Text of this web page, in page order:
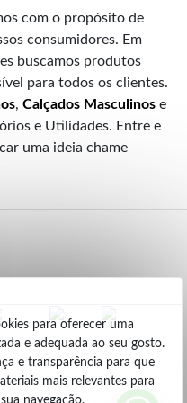
para oferecer uma
e adequada ao seu gosto.
e transparência para que
mais relevantes para
navegação.
com o propósito de
consumidores. Em
buscamos produtos
para todos os clientes.
, Calçados Masculinos e
e Utilidades. Entre e
uma ideia chame